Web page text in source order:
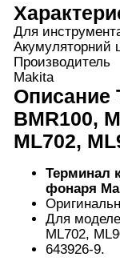
Для
Акумуляторний
Производитель
Makita
Описание
BMR100,
ML702,
Терминал
фонаря
Для
ML702,
643926-9.